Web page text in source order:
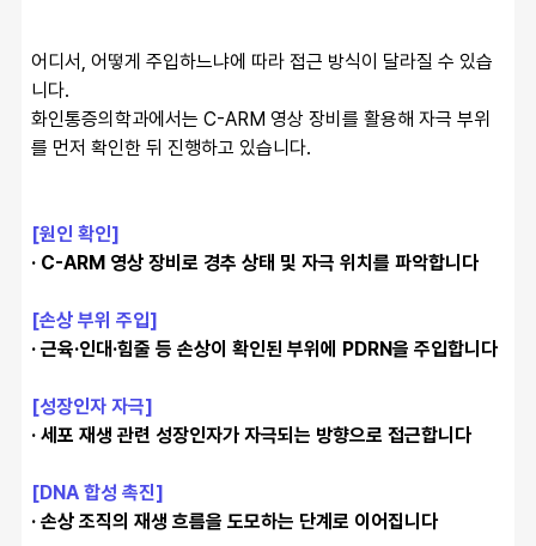
어디서, 어떻게 주입하느냐에 따라 접근 방식이 달라질 수 있습
니다.
화인통증의학과에서는 C-ARM 영상 장비를 활용해 자극 부위
를 먼저 확인한 뒤 진행하고 있습니다.
[원인 확인]
· C-ARM 영상 장비로 경추 상태 및 자극 위치를 파악합니다
[손상 부위 주입]
· 근육·인대·힘줄 등 손상이 확인된 부위에 PDRN을 주입합니다
[성장인자 자극]
· 세포 재생 관련 성장인자가 자극되는 방향으로 접근합니다
[DNA 합성 촉진]
· 손상 조직의 재생 흐름을 도모하는 단계로 이어집니다